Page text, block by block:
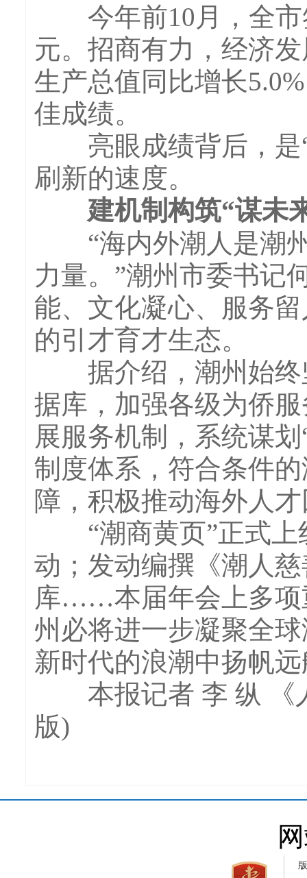
今年前10月，全市
元。招商有力，经济
生产总值同比增长
佳成绩。
亮眼成绩背后，是“
刷新的速度。
建机制构筑“谋未
“海内外潮人是潮州
力量。”潮州市委书记
能、文化凝心、服务
的引才育才生态。
据介绍，潮州始终
据库，加强各级为侨
展服务机制，系统谋
制度体系，符合条件
障，积极推动海外人
“潮商黄页”正式上
动；发动编撰《潮人
库……本届年会上多项
州必将进一步凝聚全
新时代的浪潮中扬帆
本报记者 李 纵 《人
版)